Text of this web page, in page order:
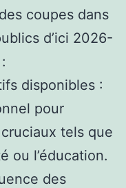
coupes dans
d’ici 2026-
disponibles :
pour
tels que
ou l’éducation.
des